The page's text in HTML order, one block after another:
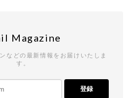
Magazine
などの最新情報をお届けいたしま
す。
登録